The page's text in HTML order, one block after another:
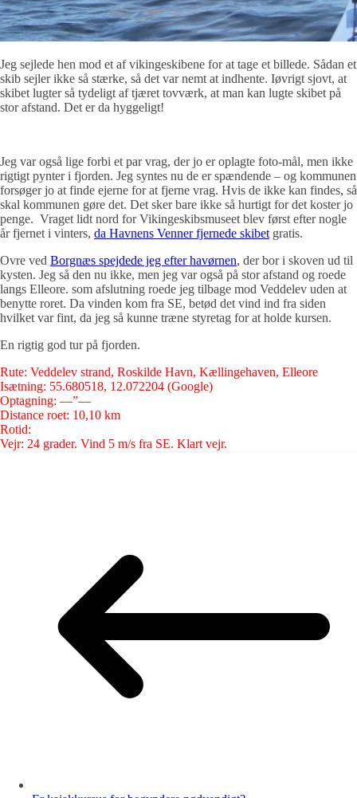
Jeg sejlede hen mod et af vikingeskibene for at tage et billede. Sådan et
skib sejler ikke så stærke, så det var nemt at indhente. Iøvrigt sjovt, at
skibet lugter så tydeligt af tjæret tovværk, at man kan lugte skibet på
stor afstand. Det er da hyggeligt!
Jeg var også lige forbi et par vrag, der jo er oplagte foto-mål, men ikke
rigtigt pynter i fjorden. Jeg syntes nu de er spændende – og kommunen
forsøger jo at finde ejerne for at fjerne vrag. Hvis de ikke kan findes, så
skal kommunen gøre det. Det sker bare ikke så hurtigt for det koster jo
penge. Vraget lidt nord for Vikingeskibsmuseet blev først efter nogle
år fjernet i vinters, da Havnens Venner fjernede skibet gratis.
Ovre ved Borgnæs spejdede jeg efter havørnen, der bor i skoven ud til
kysten. Jeg så den nu ikke, men jeg var også på stor afstand og roede
langs Elleore. som afslutning roede jeg tilbage mod Veddelev uden at
benytte roret. Da vinden kom fra SE, betød det vind ind fra siden
hvilket var fint, da jeg så kunne træne styretag for at holde kursen.
En rigtig god tur på fjorden.
Rute: Veddelev strand, Roskilde Havn, Kællingehaven, Elleore
Isætning: 55.680518, 12.072204 (Google)
Optagning: —”—
Distance roet: 10,10 km
Rotid:
Vejr: 24 grader. Vind 5 m/s fra SE. Klart vejr.